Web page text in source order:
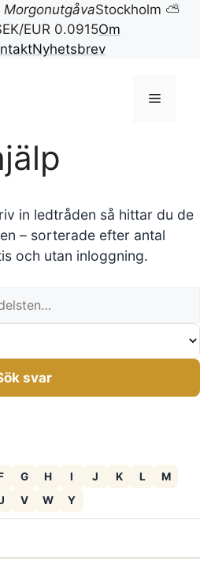
MorgonutgåvaStockholm ⛅
EUR 0.0915Om
Nyhetsbrev
Meny
in ledtråden så hittar du de
– sorterade efter antal
och utan inloggning.
svar
G H I J K L
M
V W Y